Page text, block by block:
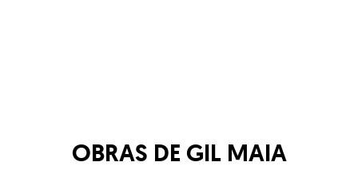
OBRAS DE GIL MAIA